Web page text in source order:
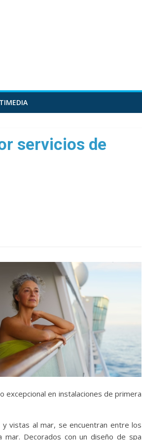
servicios de
excepcional en instalaciones de primera
vistas al mar, se encuentran entre los
Decorados con un diseño de spa